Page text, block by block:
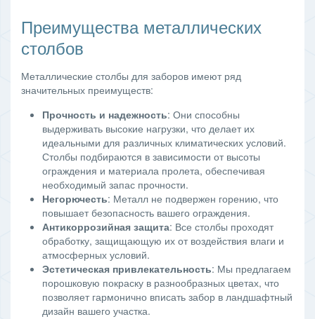
Преимущества металлических
столбов
Металлические столбы для заборов имеют ряд
значительных преимуществ:
Прочность и надежность: Они способны
выдерживать высокие нагрузки, что делает их
идеальными для различных климатических условий.
Столбы подбираются в зависимости от высоты
ограждения и материала пролета, обеспечивая
необходимый запас прочности.
Негорючесть: Металл не подвержен горению, что
повышает безопасность вашего ограждения.
Антикоррозийная защита: Все столбы проходят
обработку, защищающую их от воздействия влаги и
атмосферных условий.
Эстетическая привлекательность: Мы предлагаем
порошковую покраску в разнообразных цветах, что
позволяет гармонично вписать забор в ландшафтный
дизайн вашего участка.